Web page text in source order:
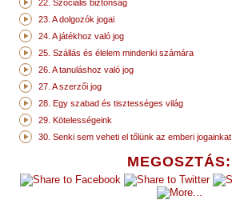
MEGOSZTÁS:
22. Szociális biztonság
23. A dolgozók jogai
24. A játékhoz való jog
25. Szállás és élelem mindenki számára
26. A tanuláshoz való jog
27. A szerzői jog
28. Egy szabad és tisztességes világ
29. Kötelességeink
30. Senki sem veheti el tőlünk az emberi jogainkat